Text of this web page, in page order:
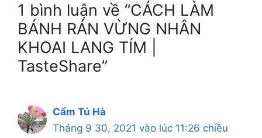
1 bình luận về “CÁCH LÀM
BÁNH RÁN VỪNG NHÂN
KHOAI LANG TÍM |
TasteShare”
Cẩm Tú Hà
Tháng 9 30, 2021 vào lúc 11:26 chiều